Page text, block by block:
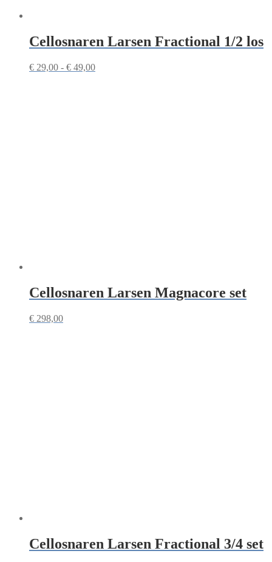
Cellosnaren Larsen Fractional 1/2 los
€ 29,00 - € 49,00Prijsklasse:
Cellosnaren Larsen Magnacore set
€ 298,00
Cellosnaren Larsen Fractional 3/4 set